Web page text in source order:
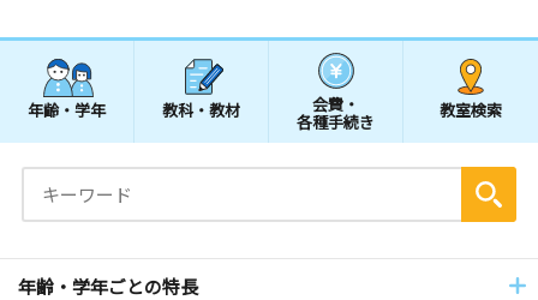
年齢・学年 教科・教材 会費・
各種手続き
教室検索
年齢・学年ごとの特長